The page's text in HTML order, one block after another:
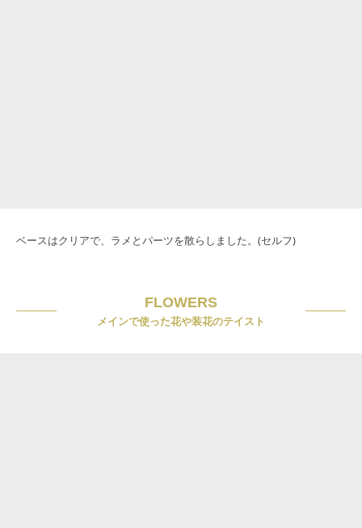
ベースはクリアで、ラメとパーツを散らしました。(セルフ)
FLOWERS
メインで使った花や装花のテイスト